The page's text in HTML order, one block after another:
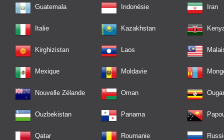
Guatemala Indonésie Iran
Italie Kazakhstan
Kirghizistan Laos
Mexique Moldavie
Nouvelle Zélande Oman
Ouzbekistan Panama
Qatar Roumanie